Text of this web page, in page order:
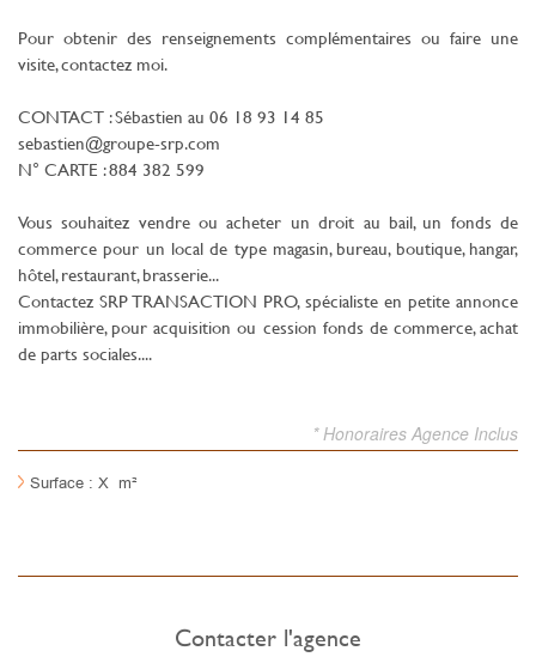
Pour obtenir des renseignements complémentaires ou faire une
visite, contactez moi.
CONTACT : Sébastien au 06 18 93 14 85
sebastien@groupe-srp.com
N° CARTE : 884 382 599
Vous souhaitez vendre ou acheter un droit au bail, un fonds de
commerce pour un local de type magasin, bureau, boutique, hangar,
hôtel, restaurant, brasserie...
Contactez SRP TRANSACTION PRO, spécialiste en petite annonce
immobilière, pour acquisition ou cession fonds de commerce, achat
de parts sociales....
* Honoraires Agence Inclus
Surface : X m²
Contacter l'agence